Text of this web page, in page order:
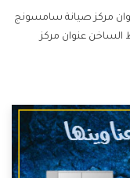
مركز صيانة سامسونج
عنوان مركز